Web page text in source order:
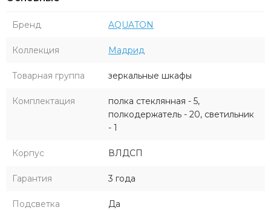
Бренд AQUATON
Коллекция Мадрид
Товарная группа зеркальные шкафы
Комплектация
полка стеклянная - 5,
полкодержатель - 20, светильник
- 1
Корпус ВЛДСП
Гарантия 3 года
Подсветка Да